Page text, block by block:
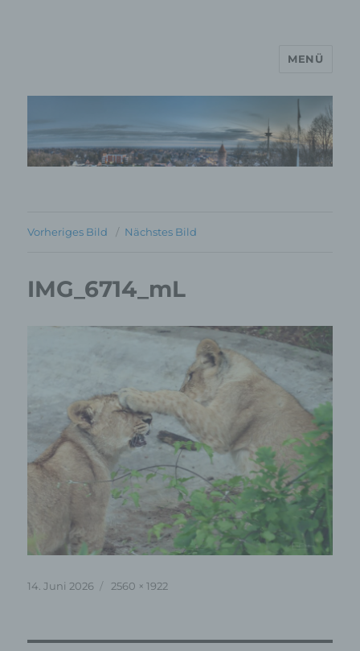
MP Mario Porten Beratung
Training Coaching
MENÜ
Vorheriges Bild Nächstes Bild
IMG_6714_mL
Veröffentlicht
14. Juni 2026 Originalgröße
2560 × 1922